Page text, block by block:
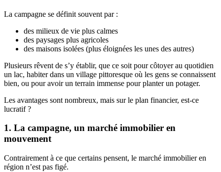
La campagne se définit souvent par :
des milieux de vie plus calmes
des paysages plus agricoles
des maisons isolées (plus éloignées les unes des autres)
Plusieurs rêvent de s’y établir, que ce soit pour côtoyer au quotidien
un lac, habiter dans un village pittoresque où les gens se connaissent
bien, ou pour avoir un terrain immense pour planter un potager.
Les avantages sont nombreux, mais sur le plan financier, est-ce
lucratif ?
1. La campagne, un marché immobilier en
mouvement
Contrairement à ce que certains pensent, le marché immobilier en
région n’est pas figé.